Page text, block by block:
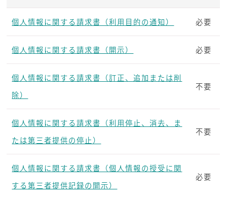
個人情報に関する請求書（利用目的の通知） 必要
個人情報に関する請求書（開示） 必要
個人情報に関する請求書（訂正、追加または削
除）
不要
個人情報に関する請求書（利用停止、消去、ま
たは第三者提供の停止）
不要
個人情報に関する請求書（個人情報の授受に関
する第三者提供記録の開示）
必要